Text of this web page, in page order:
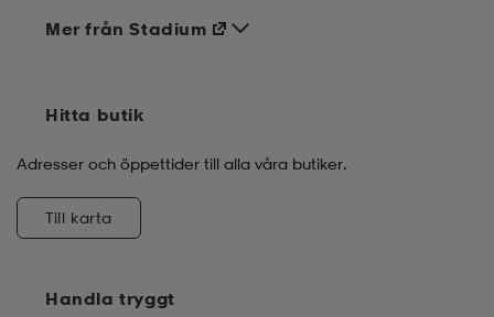
Handla tryggt
Mer från Stadium
Hitta butik
Adresser och öppettider till alla våra butiker.
Till karta